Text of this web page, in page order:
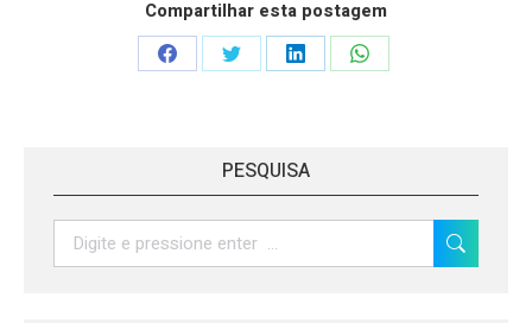
Compartilhar esta postagem
Share Share Share Share
PESQUISA